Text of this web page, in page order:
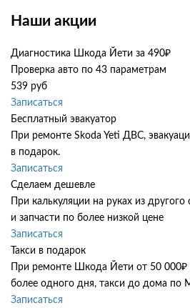
Наши акции
Диагностика Шкода Йети за 490₽
Проверка авто по 43 параметрам
539 руб
Записаться
Бесплатный эвакуатор
При ремонте Skoda Yeti ДВС,
в подарок.
Записаться
Сделаем дешевле
При калькуляции на руках из
и запчасти по более низкой цене
Записаться
Такси в подарок
При ремонте Шкода Йети от 50
более одного дня, такси до дома по
Записаться